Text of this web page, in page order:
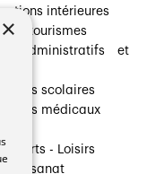
intérieures
et tourismes
administratifs et
scolaires
médicaux
Sports - Loisirs
- Artisanat
×